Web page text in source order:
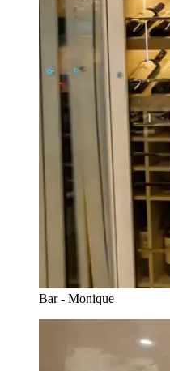
Bar - Monique